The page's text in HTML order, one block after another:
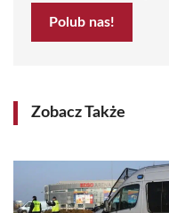
Polub nas!
Zobacz Także